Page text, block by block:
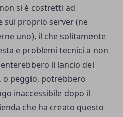
si è costretti ad
sul proprio server (ne
uno), il che solitamente
e problemi tecnici a non
il lancio del
o peggio, potrebbero
inaccessibile dopo il
che ha creato questo